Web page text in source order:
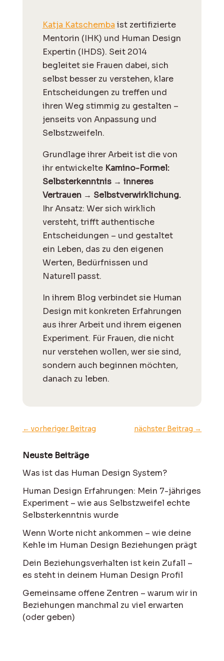
Katja Katschemba ist zertifizierte
Mentorin (IHK) und Human Design
Expertin (IHDS). Seit 2014
begleitet sie Frauen dabei, sich
selbst besser zu verstehen, klare
Entscheidungen zu treffen und
ihren Weg stimmig zu gestalten –
jenseits von Anpassung und
Selbstzweifeln.
Grundlage ihrer Arbeit ist die von
ihr entwickelte Kamino-Formel:
Selbsterkenntnis → inneres
Vertrauen → Selbstverwirklichung.
Ihr Ansatz: Wer sich wirklich
versteht, trifft authentische
Entscheidungen – und gestaltet
ein Leben, das zu den eigenen
Werten, Bedürfnissen und
Naturell passt.
In ihrem Blog verbindet sie Human
Design mit konkreten Erfahrungen
aus ihrer Arbeit und ihrem eigenen
Experiment. Für Frauen, die nicht
nur verstehen wollen, wer sie sind,
sondern auch beginnen möchten,
danach zu leben.
← vorheriger Beitrag nächster Beitrag →
Neuste Beiträge
Was ist das Human Design System?
Human Design Erfahrungen: Mein 7-jähriges
Experiment – wie aus Selbstzweifel echte
Selbsterkenntnis wurde
Wenn Worte nicht ankommen – wie deine
Kehle im Human Design Beziehungen prägt
Dein Beziehungsverhalten ist kein Zufall –
es steht in deinem Human Design Profil
Gemeinsame offene Zentren – warum wir in
Beziehungen manchmal zu viel erwarten
(oder geben)